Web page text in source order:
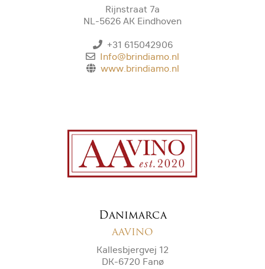
Rijnstraat 7a
NL-5626 AK Eindhoven
+31 615042906
Info@brindiamo.nl
www.brindiamo.nl
Danimarca
AAVINO
Kallesbjergvej 12
DK-6720 Fanø